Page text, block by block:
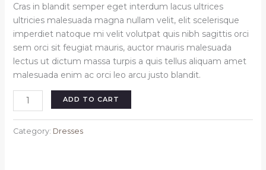
Cras in blandit semper eget interdum lacus ultrices
ultricies malesuada magna nullam velit, elit scelerisque
imperdiet natoque mi velit volutpat quis nibh sagittis orci
sem orci sit feugiat mauris, auctor mauris malesuada
lectus ut dictum massa turpis a quis tellus aliquam amet
malesuada enim ac orci leo arcu justo blandit.
Alnich
night
dress
navy
ADD TO CART
Category: Dresses